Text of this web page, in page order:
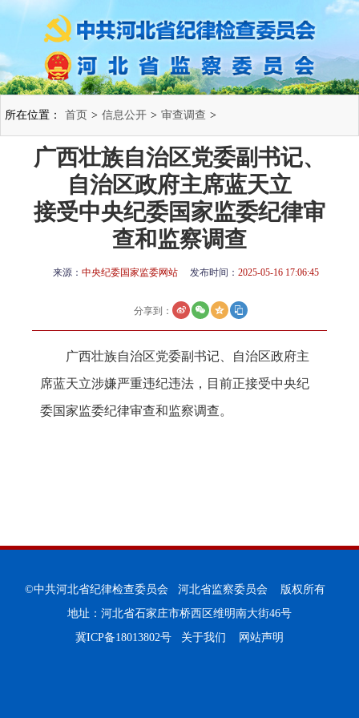
所在位置： 首页 > 信息公开 > 审查调查 >
广西壮族自治区党委副书记、
自治区政府主席蓝天立
接受中央纪委国家监委纪律审
查和监察调查
来源： 中央纪委国家监委网站 发布时间： 2025-05-16 17:06:45
分享到：
广西壮族自治区党委副书记、自治区政府主
席蓝天立涉嫌严重违纪违法，目前正接受中央纪
委国家监委纪律审查和监察调查。
©中共河北省纪律检查委员会 河北省监察委员会 版权所有
地址：河北省石家庄市桥西区维明南大街46号
冀ICP备18013802号
关于我们 网站声明